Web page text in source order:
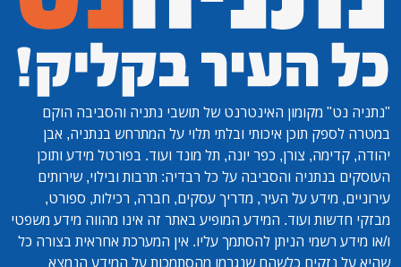
"נתניה נט" מקומון האינטרנט של תושבי נתניה והסביבה הוקם
במטרה לספק תוכן איכותי ובלתי תלוי על המתרחש בנתניה, אבן
יהודה, קדימה, צורן, כפר יונה, תל מונד ועוד. בפורטל מידע ותוכן
העוסקים בנתניה והסביבה על כל רבדיה: תרבות ובילוי, שירותים
עירוניים, מידע על העיר, מדריך עסקים, חברה, רכילות, ספורט,
מבזקי חדשות ועוד. המידע המופיע באתר זה אינו מהווה מידע משפטי
ו/או מידע רשמי הניתן להסתמך עליו. אין המערכת אחראית בצורה כל
שהיא על נזקים כלשהם שנגרמו מהסתמכות על המידע הנמצא